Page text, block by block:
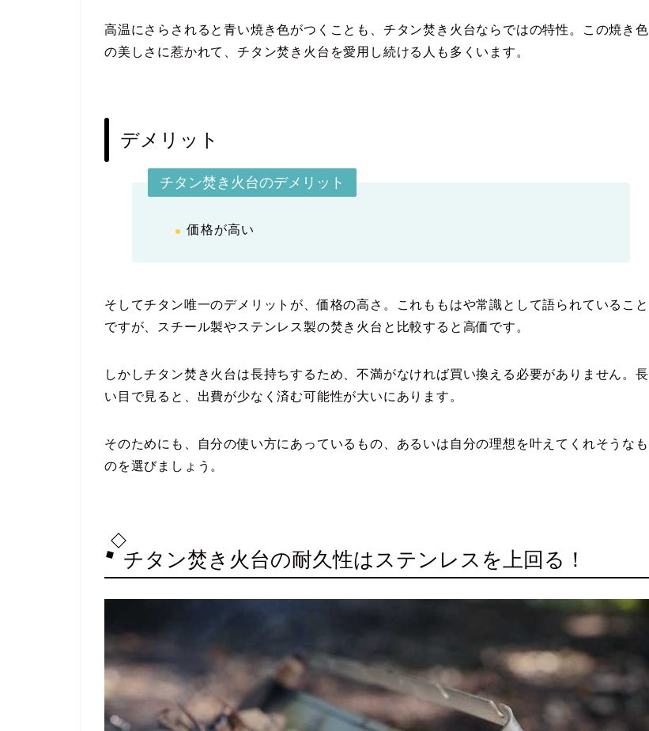
高温にさらされると青い焼き色がつくことも、チタン焚き火台ならではの特性。この焼き色
の美しさに惹かれて、チタン焚き火台を愛用し続ける人も多くいます。
デメリット
チタン焚き火台のデメリット
価格が高い
そしてチタン唯一のデメリットが、価格の高さ。これももはや常識として語られていること
ですが、スチール製やステンレス製の焚き火台と比較すると高価です。
しかしチタン焚き火台は長持ちするため、不満がなければ買い換える必要がありません。長
い目で見ると、出費が少なく済む可能性が大いにあります。
そのためにも、自分の使い方にあっているもの、あるいは自分の理想を叶えてくれそうなも
のを選びましょう。
チタン焚き火台の耐久性はステンレスを上回る！